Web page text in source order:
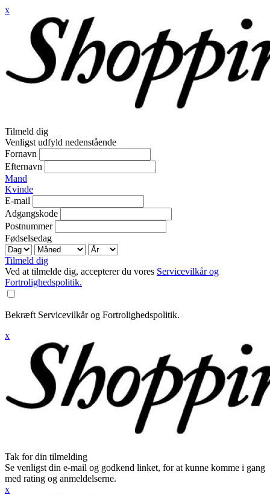
x
Tilmeld dig
Venligst udfyld nedenstående
Fornavn
Efternavn
Mand
Kvinde
E-mail
Adgangskode
Postnummer
Fødselsedag
Tilmeld dig
Ved at tilmelde dig, accepterer du vores Servicevilkår og
Fortrolighedspolitik.
Bekræft Servicevilkår og Fortrolighedspolitik.
x
Tak for din tilmelding
Se venligst din e-mail og godkend linket, for at kunne komme i gang
med rating og anmeldelserne.
x